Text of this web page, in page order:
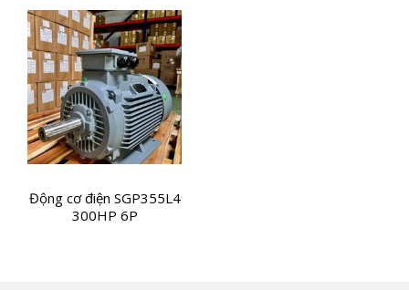
Động cơ điện SGP355L4
300HP 6P